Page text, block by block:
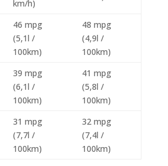
km/h)
46 mpg
(5,1l /
100km)
48 mpg
(4,9l /
100km)
39 mpg
(6,1l /
100km)
41 mpg
(5,8l /
100km)
31 mpg
(7,7l /
100km)
32 mpg
(7,4l /
100km)